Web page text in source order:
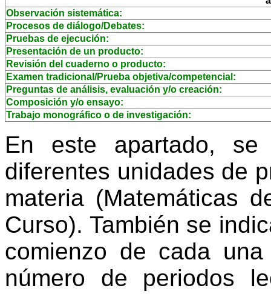
Observación sistemática:
Procesos de diálogo/Debates:
Pruebas de ejecución:
Presentación de un producto:
Revisión del cuaderno o producto:
Examen tradicional/Prueba objetiva/competencial:
Preguntas de análisis, evaluación y/o creación:
Composición y/o ensayo:
Trabajo monográfico o de investigación:
En este apartado, se
diferentes unidades de
materia (Matemáticas
Curso). También se
comienzo de cada
número de periodos